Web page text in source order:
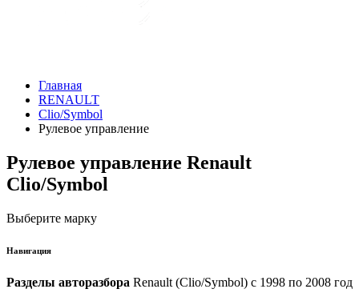
Главная
RENAULT
Clio/Symbol
Рулевое управление
Рулевое управление Renault
Clio/Symbol
Выберите марку
Навигация
Разделы авторазбора Renault (Clio/Symbol) с 1998 по 2008 год